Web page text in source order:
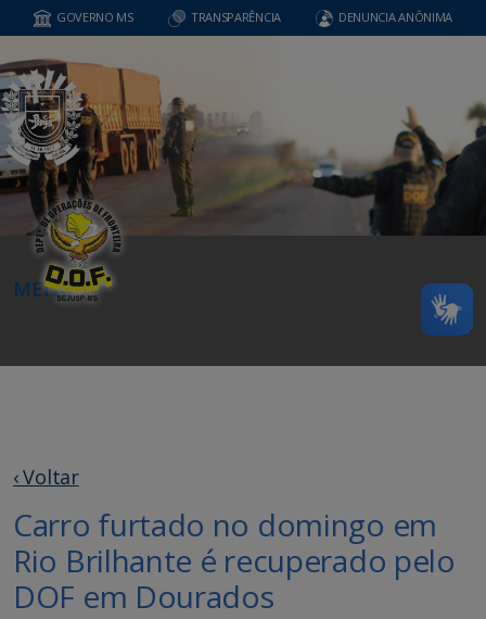
GOVERNO MS TRANSPARÊNCIA DENUNCIA ANÔNIMA
MENU
‹ Voltar
Carro furtado no domingo em
Rio Brilhante é recuperado pelo
DOF em Dourados